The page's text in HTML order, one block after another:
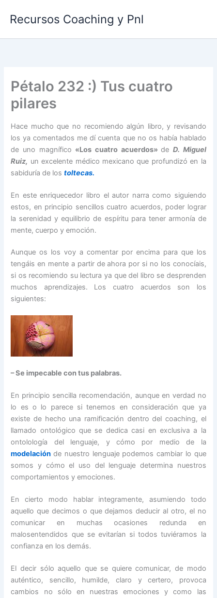
Recursos Coaching y Pnl
Pétalo 232 :) Tus cuatro
pilares
Hace mucho que no recomiendo algún libro, y revisando
los ya comentados me dí cuenta que no os había hablado
de uno magnífico «Los cuatro acuerdos»de D. Miguel
Ruiz, un excelente médico mexicano que profundizó en la
sabiduría de lostoltecas.
En este enriquecedor libro el autor narra como siguiendo
estos, en principio sencillos cuatro acuerdos, poder lograr
la serenidad y equilibrio de espíritu para tener armonía de
mente, cuerpo y emoción.
Aunque os los voy a comentar por encima para que los
tengáis en mente a partir de ahora por si no los conocíais,
si os recomiendo su lectura ya que del libro se desprenden
muchos aprendizajes. Los cuatro acuerdos son los
siguientes:
– Se impecable con tus palabras.
En principio sencilla recomendación, aunque en verdad no
lo es o lo parece si tenemos en consideración que ya
existe de hecho una ramificación dentro del coaching, el
llamado ontológico que se dedica casi en exclusiva a la
ontolología del lenguaje, y cómo por medio de la
modelación de nuestro lenguaje podemos cambiar lo que
somos y cómo el uso del lenguaje determina nuestros
comportamientos y emociones.
En cierto modo hablar integramente, asumiendo todo
aquello que decimos o que dejamos deducir al otro, el no
comunicar en muchas ocasiones redunda en
malosentendidos que se evitarían si todos tuviéramos la
confianza en los demás.
El decir sólo aquello que se quiere comunicar, de modo
auténtico, sencillo, humilde, claro y certero, provoca
cambios no sólo en nuestras emociones y como las